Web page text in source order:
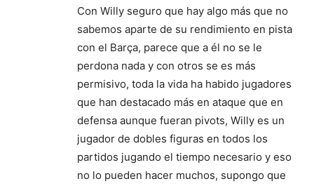
Con Willy seguro que hay algo más que no
sabemos aparte de su rendimiento en pista
con el Barça, parece que a él no se le
perdona nada y con otros se es más
permisivo, toda la vida ha habido jugadores
que han destacado más en ataque que en
defensa aunque fueran pivots, Willy es un
jugador de dobles figuras en todos los
partidos jugando el tiempo necesario y eso
no lo pueden hacer muchos, supongo que